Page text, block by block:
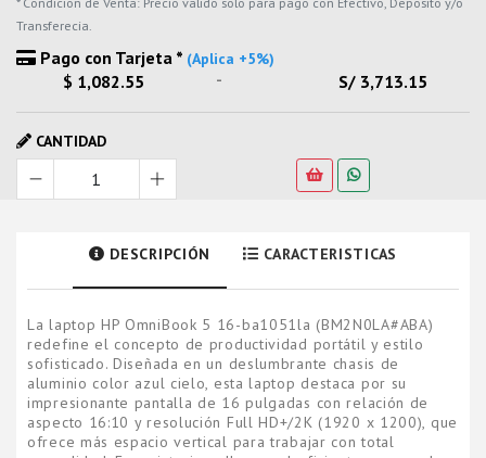
Transferecia.
Pago con Tarjeta * (Aplica +5%)
$ 1,082.55 - S/ 3,713.15
CANTIDAD
DESCRIPCIÓN CARACTERISTICAS
La laptop HP OmniBook 5 16-ba1051la (BM2N0LA#ABA)
redefine el concepto de productividad portátil y estilo
sofisticado. Diseñada en un deslumbrante chasis de
aluminio color azul cielo, esta laptop destaca por su
impresionante pantalla de 16 pulgadas con relación de
aspecto 16:10 y resolución Full HD+/2K (1920 x 1200), que
ofrece más espacio vertical para trabajar con total